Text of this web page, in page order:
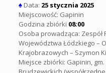
♠Data: 25 stycznia 2025
Miejscowość: Gapinin
Godzina zbiórki 08:00
Osoba prowadząca:
Województwa Łódzkiego –
Krajobrazowych – Szymon
Miejsce zbiórki: Gapinin,